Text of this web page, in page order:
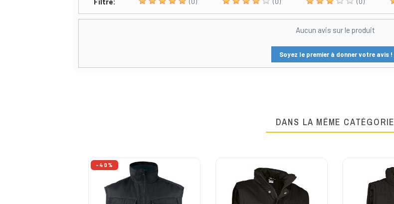
Aucun avis sur le produit
Soyez le premier à donner votre avis !
DANS LA MÊME CATÉGORIE
-40%